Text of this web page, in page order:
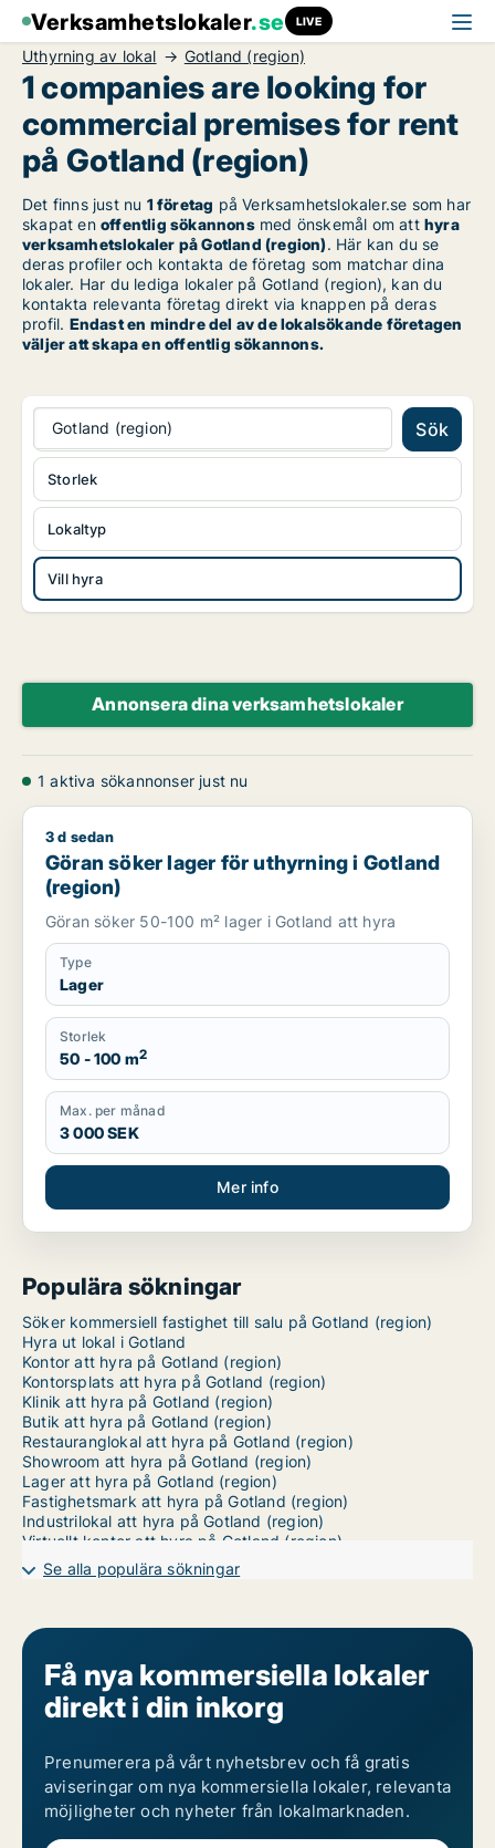
Verksamhetslokaler.se LIVE
Uthyrning av lokal Gotland (region)
1 companies are looking for
commercial premises for rent
på Gotland (region)
Det finns just nu 1 företag på Verksamhetslokaler.se som har
skapat en offentlig sökannonsmed önskemål om atthyra
verksamhetslokaler på Gotland (region). Här kan du se
deras profiler och kontakta de företag som matchar dina
lokaler. Har du lediga lokaler på Gotland (region), kan du
kontakta relevanta företag direkt via knappen på deras
profil. Endast en mindre del av de lokalsökande företagen
väljer att skapa en offentlig sökannons.
Gotland (region) Sök
Lokaltyp
Vill hyra
Storlek
Annonsera dina verksamhetslokaler
1 aktiva sökannonser just nu
Göran söker lager för uthyrning i Gotland (region)
3 d sedan
Göran söker lager för uthyrning i Gotland
(region)
Göran söker 50-100 m² lager i Gotland att hyra
Type
Lager
Storlek
50 - 100 m2
Max. per månad
3 000 SEK
Mer info
Populära sökningar
Söker kommersiell fastighet till salu på Gotland (region)
Hyra ut lokal i Gotland
Kontor att hyra på Gotland (region)
Kontorsplats att hyra på Gotland (region)
Klinik att hyra på Gotland (region)
Butik att hyra på Gotland (region)
Restauranglokal att hyra på Gotland (region)
Showroom att hyra på Gotland (region)
Lager att hyra på Gotland (region)
Fastighetsmark att hyra på Gotland (region)
Industrilokal att hyra på Gotland (region)
Virtuellt kontor att hyra på Gotland (region)
Undervisning att hyra på Gotland (region)
Garage att hyra på Gotland (region)
Se alla populära sökningar
Få nya kommersiella lokaler
direkt i din inkorg
Prenumerera på vårt nyhetsbrev och få gratis
aviseringar om nya kommersiella lokaler, relevanta
möjligheter och nyheter från lokalmarknaden.